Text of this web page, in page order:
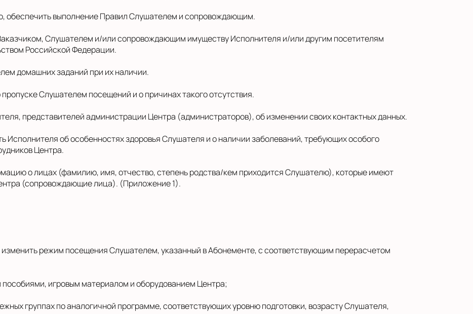
обеспечить выполнение Правил Слушателем и сопровождающим.
Слушателем и/или сопровождающим имуществу Исполнителя и/или другим посетителям
Российской Федерации.
домашних заданий при их наличии.
Слушателем посещений и о причинах такого отсутствия.
представителей администрации Центра (администраторов), об изменении своих контактных данных.
Исполнителя об особенностях здоровья Слушателя и о наличии заболеваний, требующих особого
Центра.
о лицах (фамилию, имя, отчество, степень родства/кем приходится Слушателю), которые имеют
(сопровождающие лица). (Приложение 1).
режим посещения Слушателем, указанный в Абонементе, с соответствующим перерасчетом
игровым материалом и оборудованием Центра;
группах по аналогичной программе, соответствующих уровню подготовки, возрасту Слушателя,